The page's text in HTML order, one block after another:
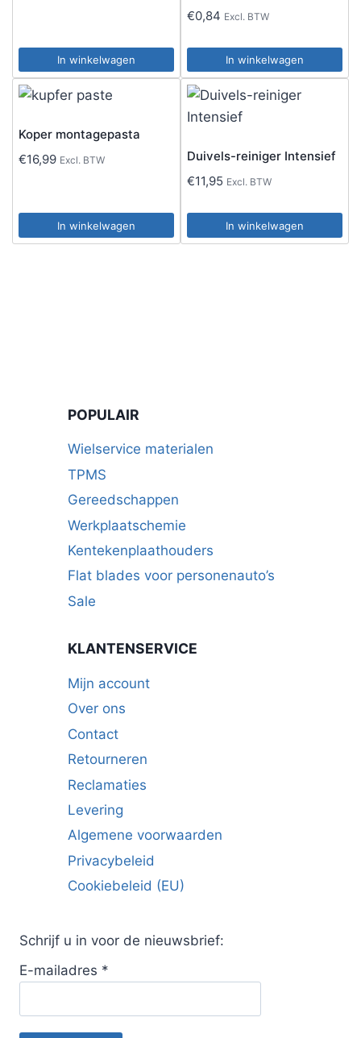
In winkelwagen
€0,84 Excl. BTW
In winkelwagen
Koper montagepasta
€16,99 Excl. BTW
In winkelwagen
Duivels-reiniger Intensief
€11,95 Excl. BTW
In winkelwagen
POPULAIR
Wielservice materialen
TPMS
Gereedschappen
Werkplaatschemie
Kentekenplaathouders
Flat blades voor personenauto’s
Sale
KLANTENSERVICE
Mijn account
Over ons
Contact
Retourneren
Reclamaties
Levering
Algemene voorwaarden
Privacybeleid
Cookiebeleid (EU)
Schrijf u in voor de nieuwsbrief:
E-mailadres *